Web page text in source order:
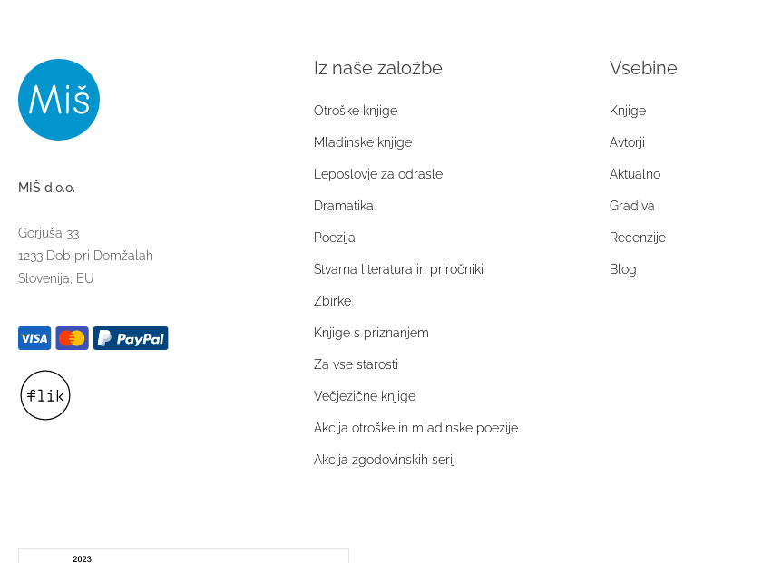
MIŠ d.o.o.
Gorjuša 33
1233 Dob pri Domžalah
Slovenija, EU
Iz naše založbe
Otroške knjige
Mladinske knjige
Leposlovje za odrasle
Dramatika
Poezija
Stvarna literatura in priročniki
Zbirke
Knjige s priznanjem
Za vse starosti
Večjezične knjige
Akcija otroške in mladinske poezije
Akcija zgodovinskih serij
Vsebine
Knjige
Avtorji
Aktualno
Gradiva
Recenzije
Blog